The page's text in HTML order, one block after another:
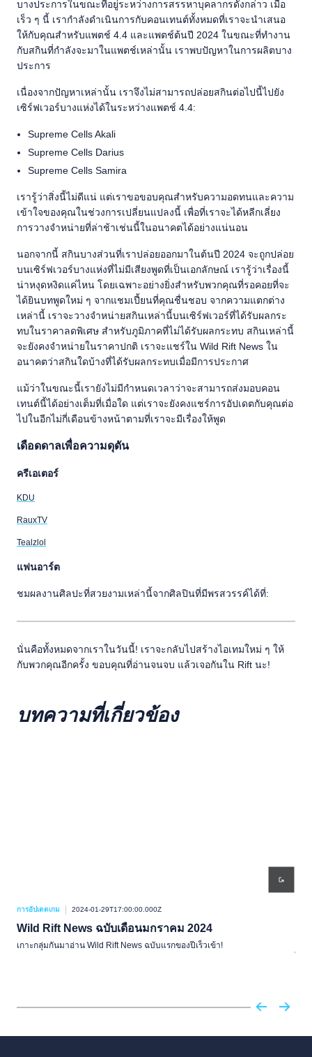
บางประการในขณะที่อยู่ระหว่างการสรรหาบุคลากรดังกล่าว เมื่อ
เร็ว ๆ นี้ เรากำลังดำเนินการกับคอนเทนต์ทั้งหมดที่เราจะนำเสนอ
ให้กับคุณสำหรับแพตช์ 4.4 และแพตช์ต้นปี 2024 ในขณะที่ทำงาน
กับสกินที่กำลังจะมาในแพตช์เหล่านั้น เราพบปัญหาในการผลิตบาง
ประการ
เนื่องจากปัญหาเหล่านั้น เราจึงไม่สามารถปล่อยสกินต่อไปนี้ไปยัง
เซิร์ฟเวอร์บางแห่งได้ในระหว่างแพตช์ 4.4:
Supreme Cells Akali
Supreme Cells Darius
Supreme Cells Samira
เรารู้ว่าสิ่งนี้ไม่ดีแน่ แต่เราขอขอบคุณสำหรับความอดทนและความ
เข้าใจของคุณในช่วงการเปลี่ยนแปลงนี้ เพื่อที่เราจะได้หลีกเลี่ยง
การวางจำหน่ายที่ล่าช้าเช่นนี้ในอนาคตได้อย่างแน่นอน
นอกจากนี้ สกินบางส่วนที่เราปล่อยออกมาในต้นปี 2024 จะถูกปล่อย
บนเซิร์ฟเวอร์บางแห่งที่ไม่มีเสียงพูดที่เป็นเอกลักษณ์ เรารู้ว่าเรื่องนี้
น่าหงุดหงิดแค่ไหน โดยเฉพาะอย่างยิ่งสำหรับพวกคุณที่รอคอยที่จะ
ได้ยินบทพูดใหม่ ๆ จากแชมเปี้ยนที่คุณชื่นชอบ จากความแตกต่าง
เหล่านี้ เราจะวางจำหน่ายสกินเหล่านี้บนเซิร์ฟเวอร์ที่ได้รับผลกระ
ทบในราคาลดพิเศษ สำหรับภูมิภาคที่ไม่ได้รับผลกระทบ สกินเหล่านี้
จะยังคงจำหน่ายในราคาปกติ เราจะแชร์ใน Wild Rift News ใน
อนาคตว่าสกินใดบ้างที่ได้รับผลกระทบเมื่อมีการประกาศ
แม้ว่าในขณะนี้เรายังไม่มีกำหนดเวลาว่าจะสามารถส่งมอบคอน
เทนต์นี้ได้อย่างเต็มที่เมื่อใด แต่เราจะยังคงแชร์การอัปเดตกับคุณต่อ
ไปในอีกไม่กี่เดือนข้างหน้าตามที่เราจะมีเรื่องให้พูด
เดือดดาลเพื่อความดุดัน
ครีเอเตอร์
KDU
RauxTV
Tealzlol
แฟนอาร์ต
ชมผลงานศิลปะที่สวยงามเหล่านี้จากศิลปินที่มีพรสวรรค์ได้ที่:
นั่นคือทั้งหมดจากเราในวันนี้! เราจะกลับไปสร้างไอเทมใหม่ ๆ ให้
กับพวกคุณอีกครั้ง ขอบคุณที่อ่านจนจบ แล้วเจอกันใน Rift นะ!
บทความที่เกี่ยวข้อง
การอัปเดตเกม 2024-01-29T17:00:00.000Z
Wild Rift News ฉบับเดือนมกราคม 2024
เกาะกลุ่มกันมาอ่าน Wild Rift News ฉบับแรกของปีเร็วเข้า!